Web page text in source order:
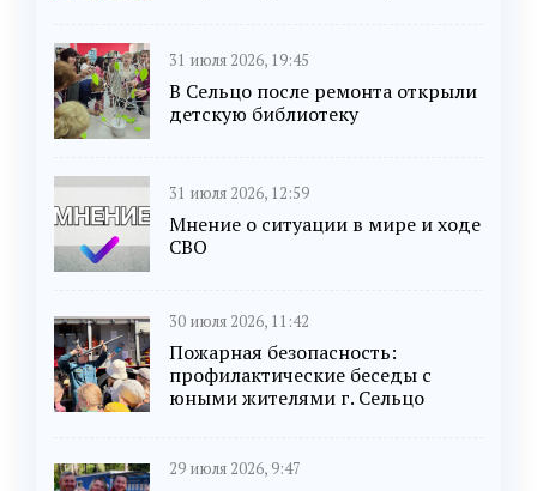
31 июля 2026, 19:45
В Сельцо после ремонта открыли
детскую библиотеку
31 июля 2026, 12:59
Мнение о ситуации в мире и ходе
СВО
30 июля 2026, 11:42
Пожарная безопасность:
профилактические беседы с
юными жителями г. Сельцо
29 июля 2026, 9:47